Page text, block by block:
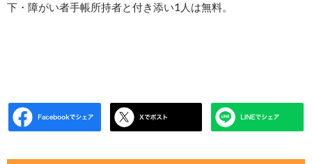
下・障がい者手帳所持者と付き添い1人は無料。